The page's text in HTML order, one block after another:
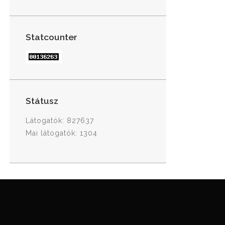
Statcounter
Státusz
Látogatók: 827637
Mai látogatók: 1304